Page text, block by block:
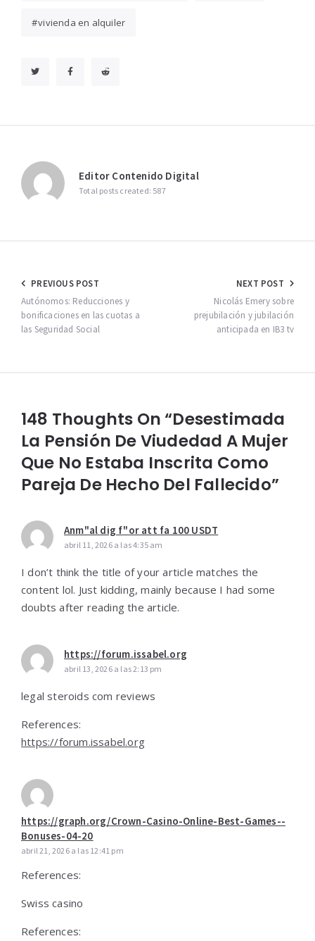
vivienda en alquiler
Editor Contenido Digital
Total posts created: 587
Navegación
de
entradas
PREVIOUS POST
Autónomos: Reducciones y
bonificaciones en las cuotas a
las Seguridad Social
NEXT POST
Nicolás Emery sobre
prejubilación y jubilación
anticipada en IB3 tv
148 Thoughts On “Desestimada
La Pensión De Viudedad A Mujer
Que No Estaba Inscrita Como
Pareja De Hecho Del Fallecido”
Anm"al dig f"or att fa 100 USDT
abril 11, 2026 a las 4:35 am
I don’t think the title of your article matches the
content lol. Just kidding, mainly because I had some
doubts after reading the article.
https://forum.issabel.org
abril 13, 2026 a las 2:13 pm
legal steroids com reviews
References:
https://forum.issabel.org
https://graph.org/Crown-Casino-Online-Best-Games--
Bonuses-04-20
abril 21, 2026 a las 12:41 pm
References:
Swiss casino
References: